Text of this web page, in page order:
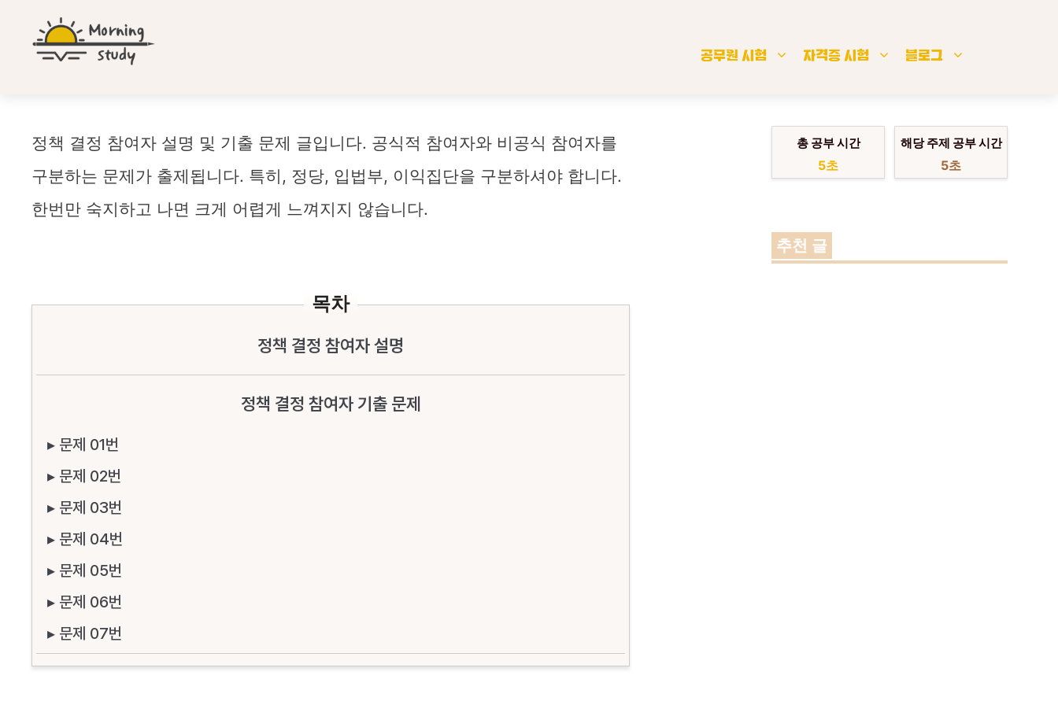
공무원 시험 자격증 시험 블로그
정책 결정 참여자 설명 및 기출 문제 글입니다. 공식적 참여자와 비공식 참여자를
구분하는 문제가 출제됩니다. 특히, 정당, 입법부, 이익집단을 구분하셔야 합니다.
한번만 숙지하고 나면 크게 어렵게 느껴지지 않습니다.
목차
정책 결정 참여자 설명
정책 결정 참여자 기출 문제
▸ 문제 01번
▸ 문제 02번
▸ 문제 03번
▸ 문제 04번
▸ 문제 05번
▸ 문제 06번
▸ 문제 07번
총 공부 시간
6초
해당 주제 공부 시간
6초
추천 글